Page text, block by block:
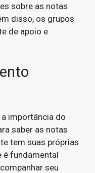
sobre as notas
disso, os grupos
de apoio e
importância do
saber as notas
tem suas próprias
é fundamental
seu